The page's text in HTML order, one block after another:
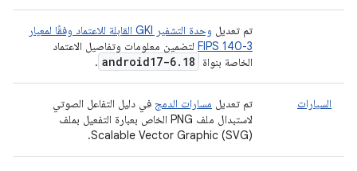
تم تعديل
وحدة التشفير GKI القابلة للاعتماد وفقًا لمعيار
FIPS 140-3 لتضمين معلومات وتفاصيل الاعتماد
الخاصة بنواة
android17-6. 18
.
السيارات تم تعديل مسارات الدمج في دليل التفاعل الصوتي
لاستبدال ملف PNG الخاص بعبارة التفعيل بملف
Scalable Vector Graphic (SVG).